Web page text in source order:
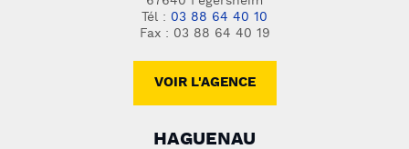
Tél : 03 88 64 40 10
Fax : 03 88 64 40 19
VOIR L'AGENCE
HAGUENAU